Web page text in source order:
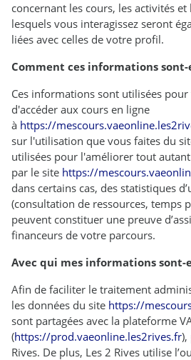
concernant les cours, les activités et
lesquels vous interagissez seront
liées avec celles de votre profil.
Comment ces informations
Ces informations sont utilisées
d'accéder aux cours en ligne
à https://
sur l'utilisation que vous faites du
utilisées pour l'améliorer tout
par le site https://
dans certains cas, des statistiques
(consultation de ressources, temps
peuvent constituer une preuve
financeurs de votre parcours.
Avec qui mes informations sont-
Afin de faciliter le traitement
les données du site https://
sont partagées avec la plateforme
(https://prod.vaeonline.les2rives.fr),
Rives. De plus, Les 2 Rives utilise